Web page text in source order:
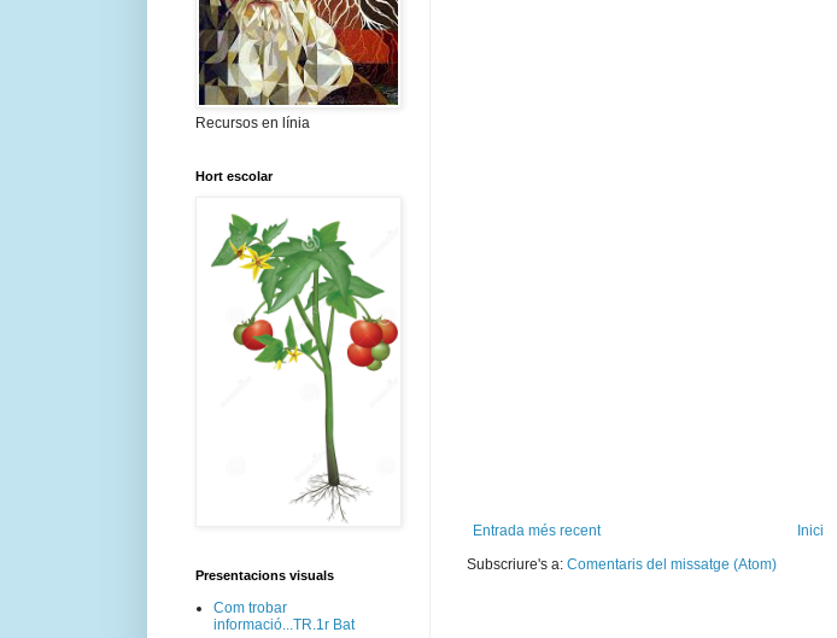
Entrada més recent
Inici
Subscriure's a: Comentaris del missatge (Atom)
Recursos en línia
Hort escolar
Presentacions visuals
Com trobar
informació...TR.1r Bat